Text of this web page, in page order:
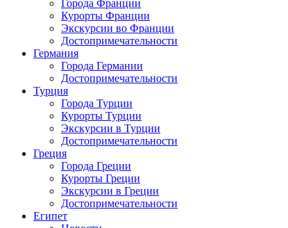
Города Франции
Курорты Франции
Экскурсии во Франции
Достопримечательности
Германия
Города Германии
Достопримечательности
Турция
Города Турции
Курорты Турции
Экскурсии в Турции
Достопримечательности
Греция
Города Греции
Курорты Греции
Экскурсии в Греции
Достопримечательности
Египет